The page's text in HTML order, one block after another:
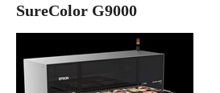
SureColor G9000